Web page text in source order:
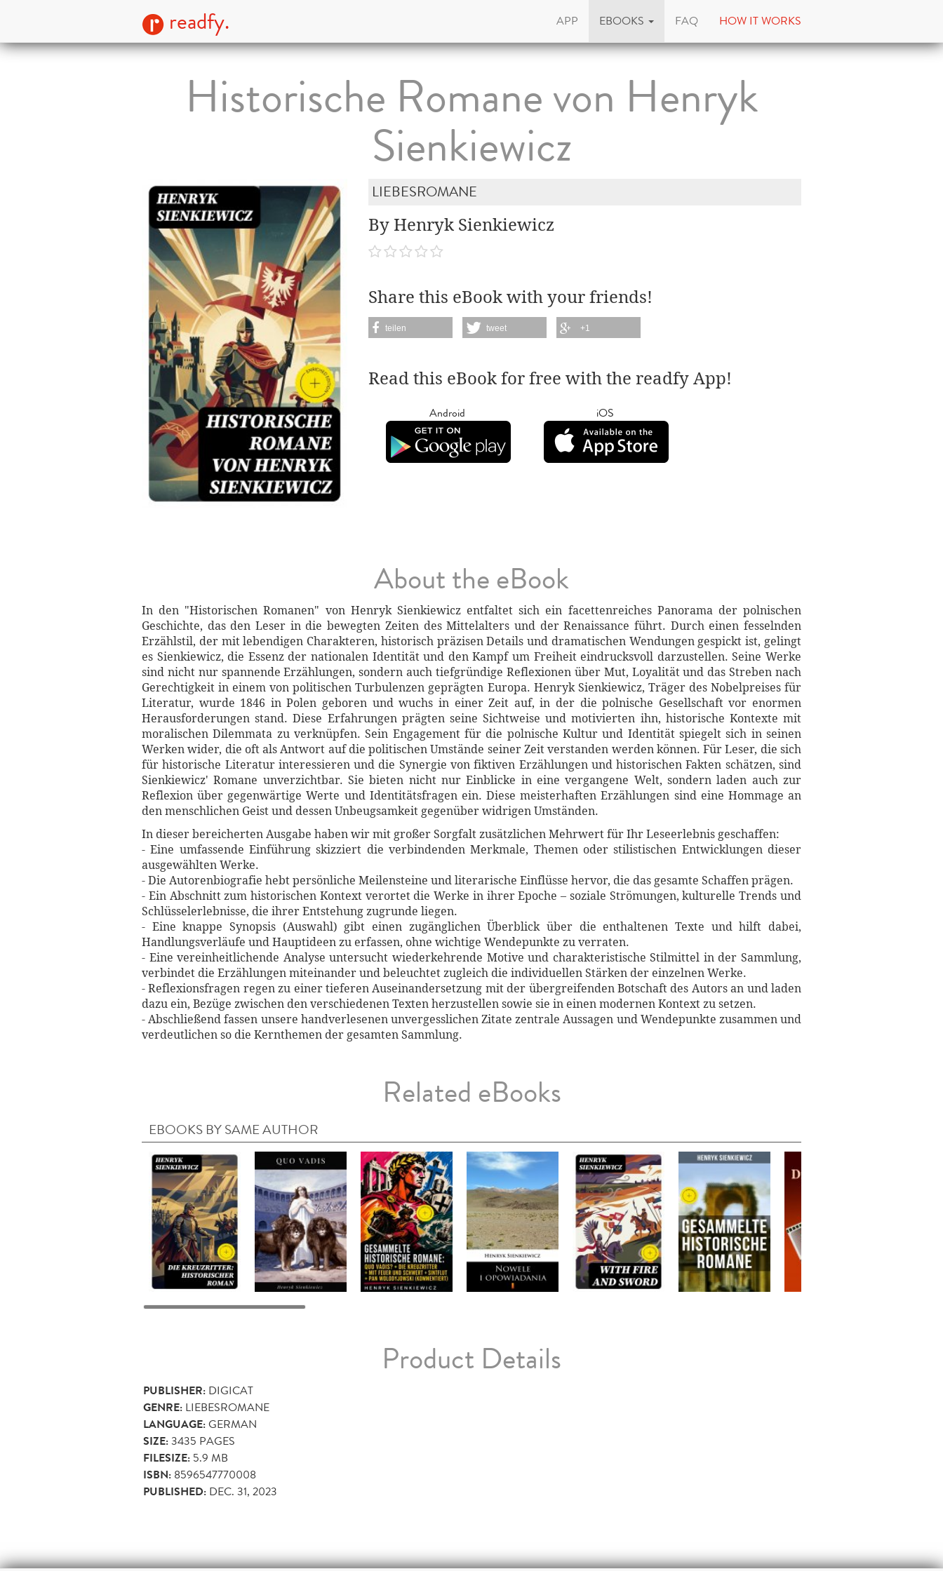
readfy. APP EBOOKS FAQ HOW IT WORKS
Historische Romane von Henryk
Sienkiewicz
LIEBESROMANE
By Henryk Sienkiewicz
Share this eBook with your friends!
teilen tweet +1
Read this eBook for free with the readfy App!
Android iOS
About the eBook
In den "Historischen Romanen" von Henryk Sienkiewicz entfaltet sich ein facettenreiches Panorama der polnischen
Geschichte, das den Leser in die bewegten Zeiten des Mittelalters und der Renaissance führt. Durch einen fesselnden
Erzählstil, der mit lebendigen Charakteren, historisch präzisen Details und dramatischen Wendungen gespickt ist, gelingt
es Sienkiewicz, die Essenz der nationalen Identität und den Kampf um Freiheit eindrucksvoll darzustellen. Seine Werke
sind nicht nur spannende Erzählungen, sondern auch tiefgründige Reflexionen über Mut, Loyalität und das Streben nach
Gerechtigkeit in einem von politischen Turbulenzen geprägten Europa. Henryk Sienkiewicz, Träger des Nobelpreises für
Literatur, wurde 1846 in Polen geboren und wuchs in einer Zeit auf, in der die polnische Gesellschaft vor enormen
Herausforderungen stand. Diese Erfahrungen prägten seine Sichtweise und motivierten ihn, historische Kontexte mit
moralischen Dilemmata zu verknüpfen. Sein Engagement für die polnische Kultur und Identität spiegelt sich in seinen
Werken wider, die oft als Antwort auf die politischen Umstände seiner Zeit verstanden werden können. Für Leser, die sich
für historische Literatur interessieren und die Synergie von fiktiven Erzählungen und historischen Fakten schätzen, sind
Sienkiewicz' Romane unverzichtbar. Sie bieten nicht nur Einblicke in eine vergangene Welt, sondern laden auch zur
Reflexion über gegenwärtige Werte und Identitätsfragen ein. Diese meisterhaften Erzählungen sind eine Hommage an
den menschlichen Geist und dessen Unbeugsamkeit gegenüber widrigen Umständen.
In dieser bereicherten Ausgabe haben wir mit großer Sorgfalt zusätzlichen Mehrwert für Ihr Leseerlebnis geschaffen:
- Eine umfassende Einführung skizziert die verbindenden Merkmale, Themen oder stilistischen Entwicklungen dieser
ausgewählten Werke.
- Die Autorenbiografie hebt persönliche Meilensteine und literarische Einflüsse hervor, die das gesamte Schaffen prägen.
- Ein Abschnitt zum historischen Kontext verortet die Werke in ihrer Epoche – soziale Strömungen, kulturelle Trends und
Schlüsselerlebnisse, die ihrer Entstehung zugrunde liegen.
- Eine knappe Synopsis (Auswahl) gibt einen zugänglichen Überblick über die enthaltenen Texte und hilft dabei,
Handlungsverläufe und Hauptideen zu erfassen, ohne wichtige Wendepunkte zu verraten.
- Eine vereinheitlichende Analyse untersucht wiederkehrende Motive und charakteristische Stilmittel in der Sammlung,
verbindet die Erzählungen miteinander und beleuchtet zugleich die individuellen Stärken der einzelnen Werke.
- Reflexionsfragen regen zu einer tieferen Auseinandersetzung mit der übergreifenden Botschaft des Autors an und laden
dazu ein, Bezüge zwischen den verschiedenen Texten herzustellen sowie sie in einen modernen Kontext zu setzen.
- Abschließend fassen unsere handverlesenen unvergesslichen Zitate zentrale Aussagen und Wendepunkte zusammen und
verdeutlichen so die Kernthemen der gesamten Sammlung.
Related eBooks
EBOOKS BY SAME AUTHOR
Product Details
PUBLISHER: DIGICAT
GENRE: LIEBESROMANE
LANGUAGE:GERMAN
SIZE:3435 PAGES
FILESIZE: 5.9 MB
ISBN: 8596547770008
PUBLISHED: DEC. 31, 2023